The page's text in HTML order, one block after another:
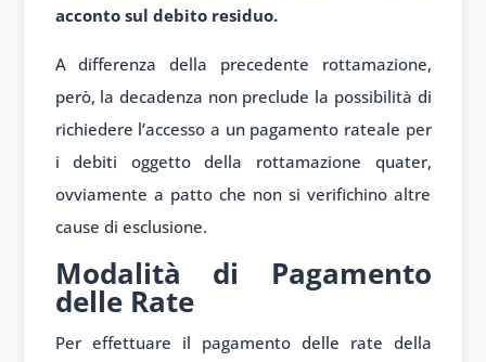
acconto sul debito residuo.
A differenza della precedente rottamazione,
però, la decadenza non preclude la possibilità di
richiedere l’accesso a un pagamento rateale per
i debiti oggetto della rottamazione quater,
ovviamente a patto che non si verifichino altre
cause di esclusione.
Modalità di Pagamento
delle Rate
Per effettuare il pagamento delle rate della